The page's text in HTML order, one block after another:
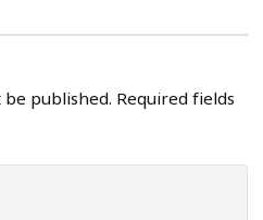
be published. Required fields